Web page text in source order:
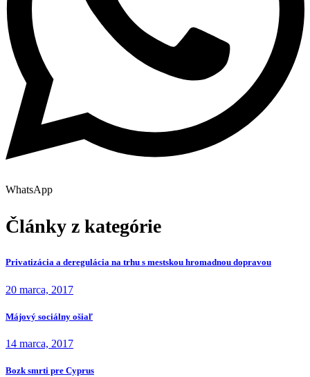
WhatsApp
Články z kategórie
Privatizácia a deregulácia na trhu s mestskou hromadnou dopravou
20 marca, 2017
Májový sociálny ošiaľ
14 marca, 2017
Bozk smrti pre Cyprus